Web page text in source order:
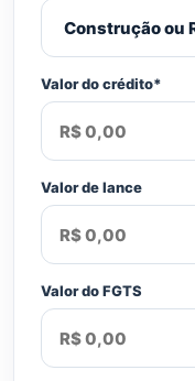
Valor do crédito*
Valor de lance
Valor do FGTS